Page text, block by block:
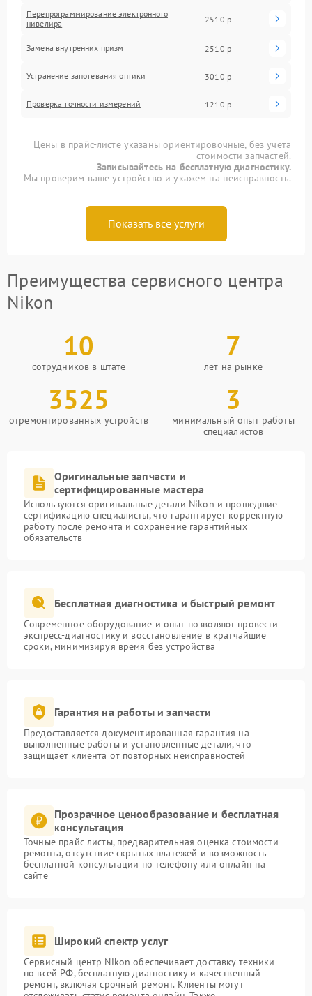
Перепрограммирование электронного
нивелира
2510 р
Замена внутренних призм 2510 р
Устранение запотевания оптики 3010 р
Проверка точности измерений 1210 р
Цены в прайс-листе указаны ориентировочные, без учета
стоимости запчастей.
Записывайтесь на бесплатную диагностику.
Мы проверим ваше устройство и укажем на неисправность.
Показать все услуги
Преимущества сервисного центра
Nikon
10
сотрудников в штате
7
лет на рынке
3525
отремонтированных устройств
3
минимальный опыт работы
специалистов
Оригинальные запчасти и
сертифицированные мастера
Используются оригинальные детали Nikon и прошедшие
сертификацию специалисты, что гарантирует корректную
работу после ремонта и сохранение гарантийных
обязательств
Бесплатная диагностика и быстрый ремонт
Современное оборудование и опыт позволяют провести
экспресс-диагностику и восстановление в кратчайшие
сроки, минимизируя время без устройства
Гарантия на работы и запчасти
Предоставляется документированная гарантия на
выполненные работы и установленные детали, что
защищает клиента от повторных неисправностей
Прозрачное ценообразование и бесплатная
консультация
Точные прайс-листы, предварительная оценка стоимости
ремонта, отсутствие скрытых платежей и возможность
бесплатной консультации по телефону или онлайн на
сайте
Широкий спектр услуг
Сервисный центр Nikon обеспечивает доставку техники
по всей РФ, бесплатную диагностику и качественный
ремонт, включая срочный ремонт. Клиенты могут